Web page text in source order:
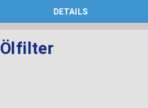
DETAILS
Ölfilter